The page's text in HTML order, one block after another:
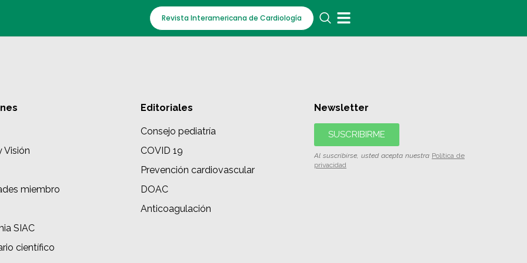
Revista Interamericana de Cardiología
Visión
miembro
SIAC
científico
Editoriales
Consejo pediatría
COVID 19
Prevención cardiovascular
DOAC
Anticoagulación
Newsletter
SUSCRIBIRME
Al suscribirse, usted acepta nuestra Política de
privacidad